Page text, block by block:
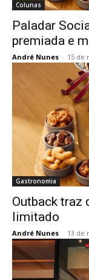
Colunas
Paladar
premiada e
André Nunes - 15 de
Gastronomia
Outback traz
limitado
André Nunes - 13 de